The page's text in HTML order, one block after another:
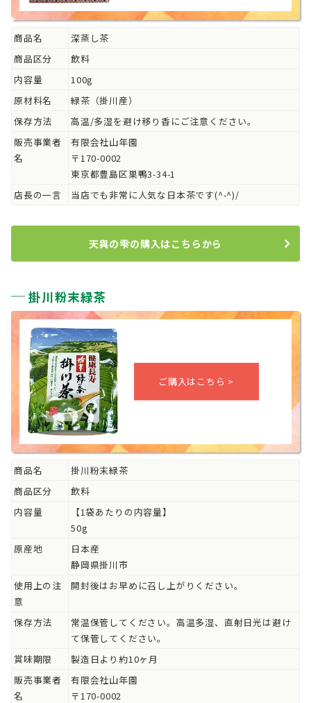
商品名
深蒸し茶
商品区分
飲料
内容量
100g
原材料名
緑茶（掛川産）
保存方法
高温/多湿を避け移り香にご注意ください。
販売事業者
名
有限会社山年園
〒170-0002
東京都豊島区巣鴨3-34-1
店長の一言
当店でも非常に人気な日本茶です(^-^)/
天與の雫の購入はこちらから
掛川粉末緑茶
商品名
掛川粉末緑茶
商品区分
飲料
内容量
【1袋あたりの内容量】
50g
原産地
日本産
静岡県掛川市
使用上の注
意
開封後はお早めに召し上がりください。
保存方法
常温保管してください。高温多湿、直射日光は避け
て保管してください。
賞味期限
製造日より約10ヶ月
販売事業者
名
有限会社山年園
〒170-0002